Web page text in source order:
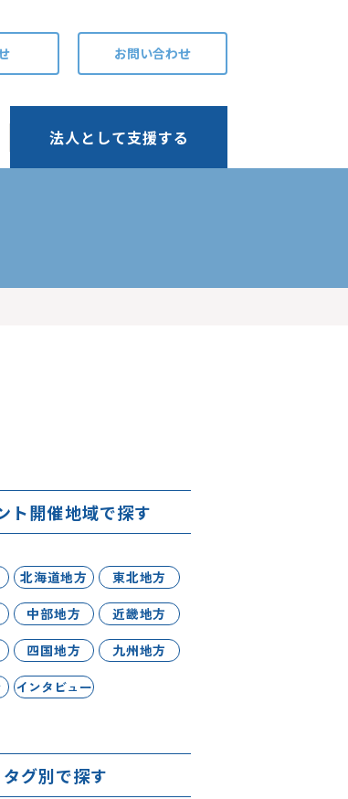
お問い合わせ
法人として支援する
ト開催地域で探す
北海道地方
東北地方
中部地方
近畿地方
四国地方
九州地方
インタビュー
タグ別で探す